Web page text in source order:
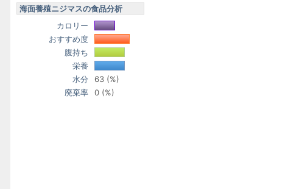
海面養殖ニジマスの食品分析
カロリー
おすすめ度
腹持ち
栄養
水分
63 (%)
廃棄率
0 (%)